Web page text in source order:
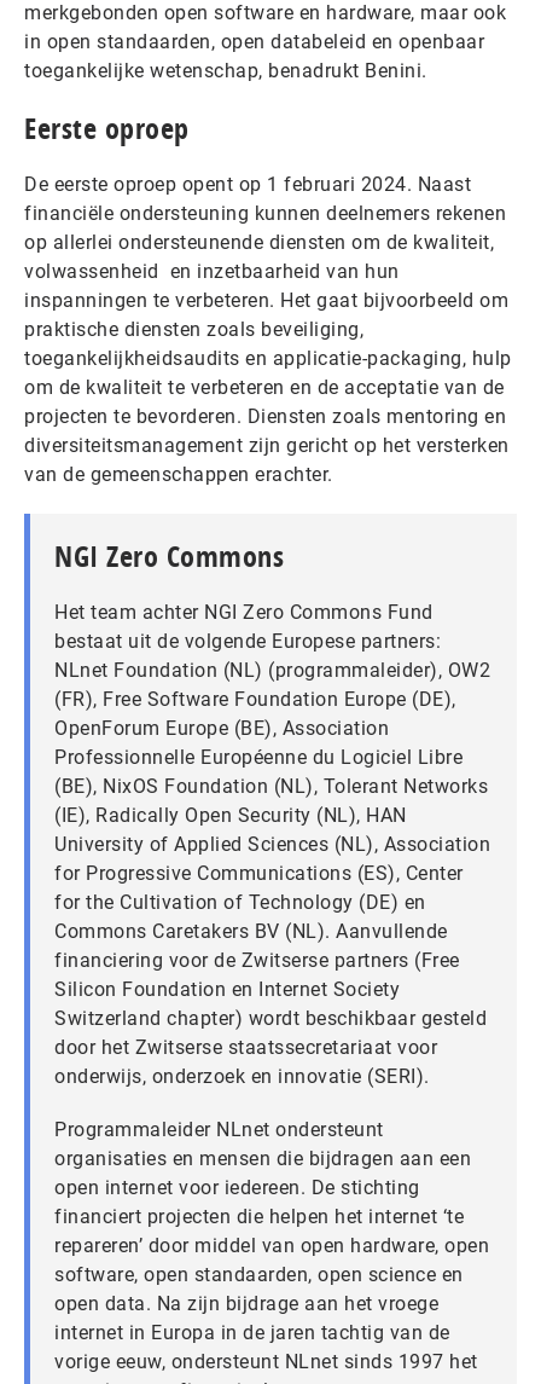
merkgebonden open software en hardware, maar ook
in open standaarden, open databeleid en openbaar
toegankelijke wetenschap, benadrukt Benini.
Eerste oproep
De eerste oproep opent op 1 februari 2024. Naast
financiële ondersteuning kunnen deelnemers rekenen
op allerlei ondersteunende diensten om de kwaliteit,
volwassenheid en inzetbaarheid van hun
inspanningen te verbeteren. Het gaat bijvoorbeeld om
praktische diensten zoals beveiliging,
toegankelijkheidsaudits en applicatie-packaging, hulp
om de kwaliteit te verbeteren en de acceptatie van de
projecten te bevorderen. Diensten zoals mentoring en
diversiteitsmanagement zijn gericht op het versterken
van de gemeenschappen erachter.
NGI Zero Commons
Het team achter NGI Zero Commons Fund
bestaat uit de volgende Europese partners:
NLnet Foundation (NL) (programmaleider), OW2
(FR), Free Software Foundation Europe (DE),
OpenForum Europe (BE), Association
Professionnelle Européenne du Logiciel Libre
(BE), NixOS Foundation (NL), Tolerant Networks
(IE), Radically Open Security (NL), HAN
University of Applied Sciences (NL), Association
for Progressive Communications (ES), Center
for the Cultivation of Technology (DE) en
Commons Caretakers BV (NL). Aanvullende
financiering voor de Zwitserse partners (Free
Silicon Foundation en Internet Society
Switzerland chapter) wordt beschikbaar gesteld
door het Zwitserse staatssecretariaat voor
onderwijs, onderzoek en innovatie (SERI).
Programmaleider NLnet ondersteunt
organisaties en mensen die bijdragen aan een
open internet voor iedereen. De stichting
financiert projecten die helpen het internet ‘te
repareren’ door middel van open hardware, open
software, open standaarden, open science en
open data. Na zijn bijdrage aan het vroege
internet in Europa in de jaren tachtig van de
vorige eeuw, ondersteunt NLnet sinds 1997 het